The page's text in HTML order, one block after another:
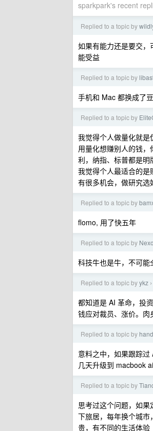
sparkpark's recent
Replied to a topic by
如果有能力还是要交
能受益
Replied to a topic by
手机和 Mac 都换成了
Replied to a topic by
我觉得个人做量化就是
用量化想赚别人的钱
利，纳指、标普都是明
我觉得个人最适合的
有很多机会，做研究
Replied to a topic by
flomo, 用了快五年
Replied to a topic by
科技牛也是牛，不可
Replied to a topic byykz ›
都知道是 AI 革命，投
钱应对裁员、涨价。肉
Replied to a topic by
意料之中，如果跟踪
几天升级到 macbook
Replied to a topic by
思考过这个问题，如
下旅居，每年换个城
贵，有不同的生活体验